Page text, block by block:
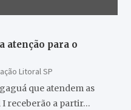
atenção para o
Litoral SP
que atendem as
I receberão a partir…